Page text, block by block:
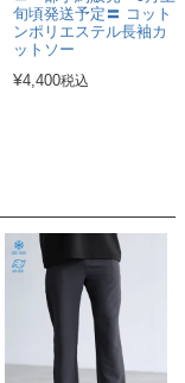
旬頃発送予定〓 コット
ンポリエステル長袖カ
ットソー
¥4,400税込